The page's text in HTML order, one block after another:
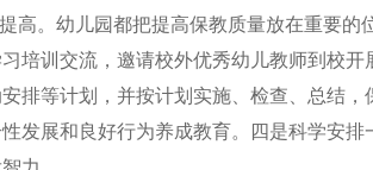
高。幼儿园都把提高保教质量放在重要
培训交流，邀请校外优秀幼儿教师到校
排等计划，并按计划实施、检查、总结
发展和良好行为养成教育。四是科学安